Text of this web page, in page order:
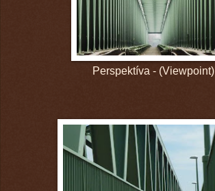
Perspektíva - (Viewpoint)